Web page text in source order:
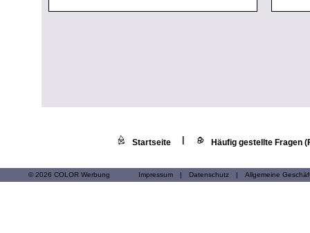
Startseite Häufig gestellte Fragen
© 2026 COLOR Werbung Impressum | Datenschutz | Allgemeine